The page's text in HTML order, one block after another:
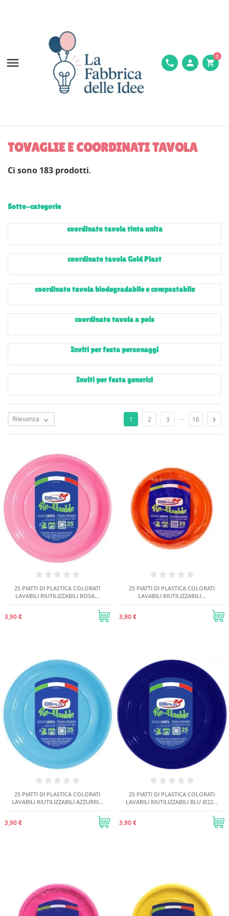
 phone person shopping_cart
0
TOVAGLIE E COORDINATI TAVOLA
Ci sono 183 prodotti.
Sotto-categorie
coordinato tavola tinta unita
coordinato tavola Gold Plast
coordinato tavola biodegradabile e compostabile
coordinato tavola a pois
Inviti per festa personaggi
Inviti per festa generici
Rilevanza  1 2 3 … 16 
25 PIATTI DI PLASTICA COLORATI
LAVABILI RIUTILIZZABILI ROSA...
3,90 €
25 PIATTI DI PLASTICA COLORATI
LAVABILI RIUTILIZZABILI...
3,90 €
25 PIATTI DI PLASTICA COLORATI
LAVABILI RIUTILIZZABILI AZZURRI...
3,90 €
25 PIATTI DI PLASTICA COLORATI
LAVABILI RIUTILIZZABILI BLU Ø22...
3,90 €